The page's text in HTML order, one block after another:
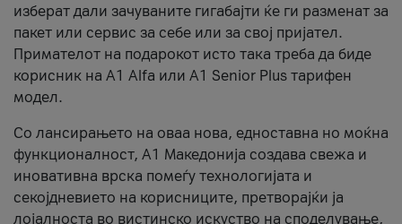
изберат дали зачуваните гигабајти ќе ги разменат за
пакет или сервис за себе или за свој пријател.
Примателот на подарокот исто така треба да биде
корисник на А1 Alfa или A1 Senior Plus тарифен
модел.
Со лансирањето на оваа нова, едноставна но моќна
функционалност, А1 Македонија создава свежа и
иновативна врска помеѓу технологијата и
секојдневието на корисниците, претворајќи ја
лојалноста во вистинско искуство на споделување,